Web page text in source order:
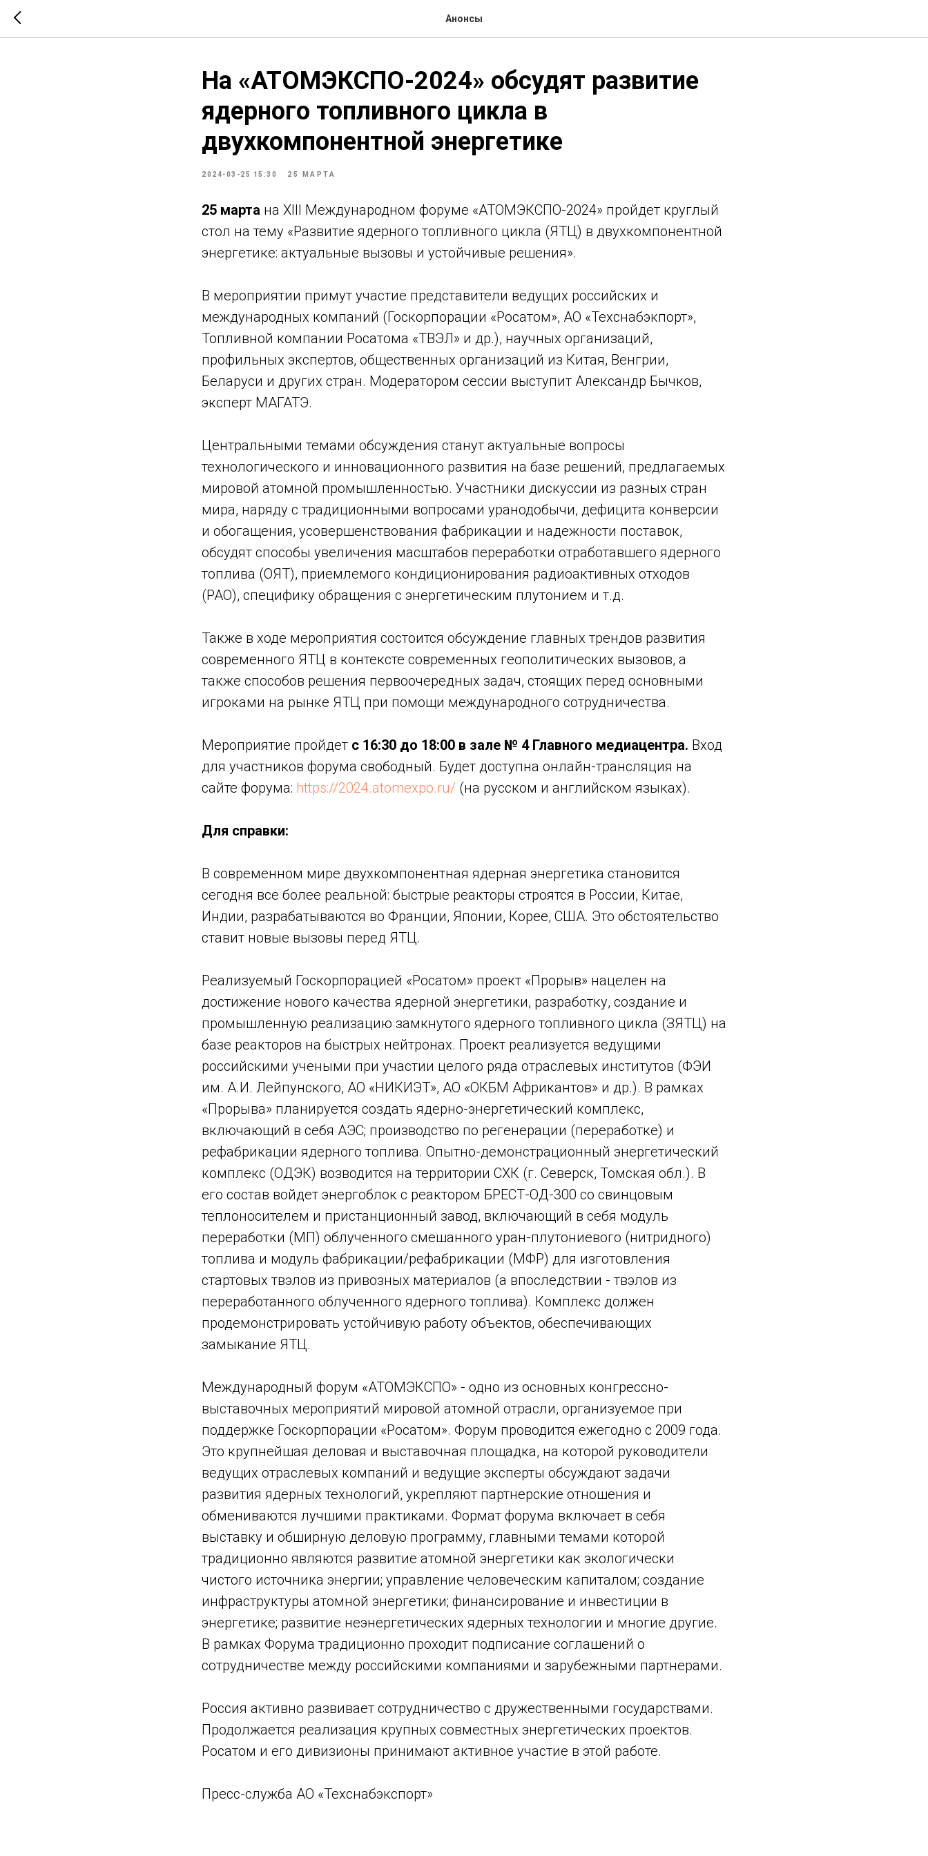
Анонсы
На «АТОМЭКСПО-2024» обсудят развитие
ядерного топливного цикла в
двухкомпонентной энергетике
2024-03-25 15:30 25 МАРТА
25 марта на XIII Международном форуме «АТОМЭКСПО-2024» пройдет круглый
стол на тему «Развитие ядерного топливного цикла (ЯТЦ) в двухкомпонентной
энергетике: актуальные вызовы и устойчивые решения».
В мероприятии примут участие представители ведущих российских и
международных компаний (Госкорпорации «Росатом», АО «Техснабэкпорт»,
Топливной компании Росатома «ТВЭЛ» и др.), научных организаций,
профильных экспертов, общественных организаций из Китая, Венгрии,
Беларуси и других стран. Модератором сессии выступит Александр Бычков,
эксперт МАГАТЭ.
Центральными темами обсуждения станут актуальные вопросы
технологического и инновационного развития на базе решений, предлагаемых
мировой атомной промышленностью. Участники дискуссии из разных стран
мира, наряду с традиционными вопросами уранодобычи, дефицита конверсии
и обогащения, усовершенствования фабрикации и надежности поставок,
обсудят способы увеличения масштабов переработки отработавшего ядерного
топлива (ОЯТ), приемлемого кондиционирования радиоактивных отходов
(РАО), специфику обращения с энергетическим плутонием и т.д.
Также в ходе мероприятия состоится обсуждение главных трендов развития
современного ЯТЦ в контексте современных геополитических вызовов, а
также способов решения первоочередных задач, стоящих перед основными
игроками на рынке ЯТЦ при помощи международного сотрудничества.
Мероприятие пройдет с 16:30 до 18:00 в зале № 4 Главного медиацентра. Вход
для участников форума свободный. Будет доступна онлайн-трансляция на
сайте форума: https://2024.atomexpo.ru/ (на русском и английском языках).
Для справки:
В современном мире двухкомпонентная ядерная энергетика становится
сегодня все более реальной: быстрые реакторы строятся в России, Китае,
Индии, разрабатываются во Франции, Японии, Корее, США. Это обстоятельство
ставит новые вызовы перед ЯТЦ.
Реализуемый Госкорпорацией «Росатом» проект «Прорыв» нацелен на
достижение нового качества ядерной энергетики, разработку, создание и
промышленную реализацию замкнутого ядерного топливного цикла (ЗЯТЦ) на
базе реакторов на быстрых нейтронах. Проект реализуется ведущими
российскими учеными при участии целого ряда отраслевых институтов (ФЭИ
им. А.И. Лейпунского, АО «НИКИЭТ», АО «ОКБМ Африкантов» и др.). В рамках
«Прорыва» планируется создать ядерно-энергетический комплекс,
включающий в себя АЭС; производство по регенерации (переработке) и
рефабрикации ядерного топлива. Опытно-демонстрационный энергетический
комплекс (ОДЭК) возводится на территории СХК (г. Северск, Томская обл.). В
его состав войдет энергоблок с реактором БРЕСТ-ОД-300 со свинцовым
теплоносителем и пристанционный завод, включающий в себя модуль
переработки (МП) облученного смешанного уран-плутониевого (нитридного)
топлива и модуль фабрикации/рефабрикации (МФР) для изготовления
стартовых твэлов из привозных материалов (а впоследствии - твэлов из
переработанного облученного ядерного топлива). Комплекс должен
продемонстрировать устойчивую работу объектов, обеспечивающих
замыкание ЯТЦ.
Международный форум «АТОМЭКСПО» - одно из основных конгрессно-
выставочных мероприятий мировой атомной отрасли, организуемое при
поддержке Госкорпорации «Росатом». Форум проводится ежегодно с 2009 года.
Это крупнейшая деловая и выставочная площадка, на которой руководители
ведущих отраслевых компаний и ведущие эксперты обсуждают задачи
развития ядерных технологий, укрепляют партнерские отношения и
обмениваются лучшими практиками. Формат форума включает в себя
выставку и обширную деловую программу, главными темами которой
традиционно являются развитие атомной энергетики как экологически
чистого источника энергии; управление человеческим капиталом; создание
инфраструктуры атомной энергетики; финансирование и инвестиции в
энергетике; развитие неэнергетических ядерных технологии и многие другие.
В рамках Форума традиционно проходит подписание соглашений о
сотрудничестве между российскими компаниями и зарубежными партнерами.
Россия активно развивает сотрудничество с дружественными государствами.
Продолжается реализация крупных совместных энергетических проектов.
Росатом и его дивизионы принимают активное участие в этой работе.
Пресс-служба АО «Техснабэкспорт»